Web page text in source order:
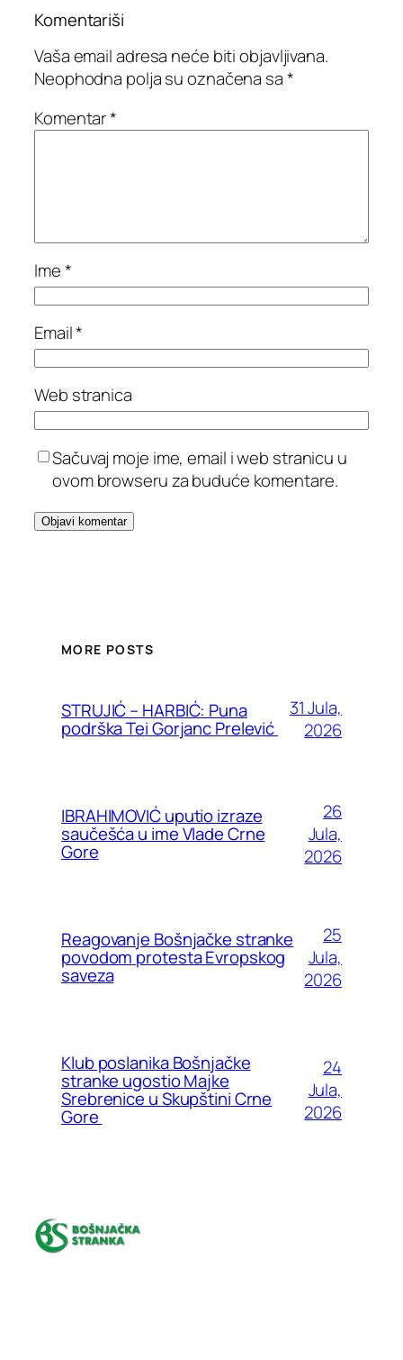
Komentariši
Vaša email adresa neće biti objavljivana.
Neophodna polja su označena sa*
Komentar*
Ime*
Email*
Web stranica
Sačuvaj moje ime, email i web stranicu u
ovom browseru za buduće komentare.
MORE POSTS
STRUJIĆ – HARBIĆ: Puna
podrška Tei Gorjanc Prelević
31 Jula,
2026
IBRAHIMOVIĆ uputio izraze
saučešća u ime Vlade Crne
Gore
26
Jula,
2026
Reagovanje Bošnjačke stranke
povodom protesta Evropskog
saveza
25
Jula,
2026
Klub poslanika Bošnjačke
stranke ugostio Majke
Srebrenice u Skupštini Crne
Gore
24
Jula,
2026